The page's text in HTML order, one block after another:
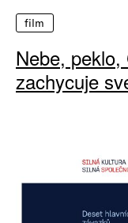
film
Nebe,
zachycuje